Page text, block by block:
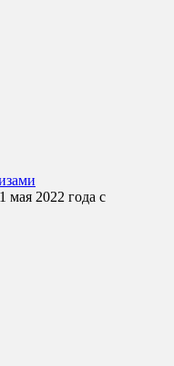
мая 2022 года с